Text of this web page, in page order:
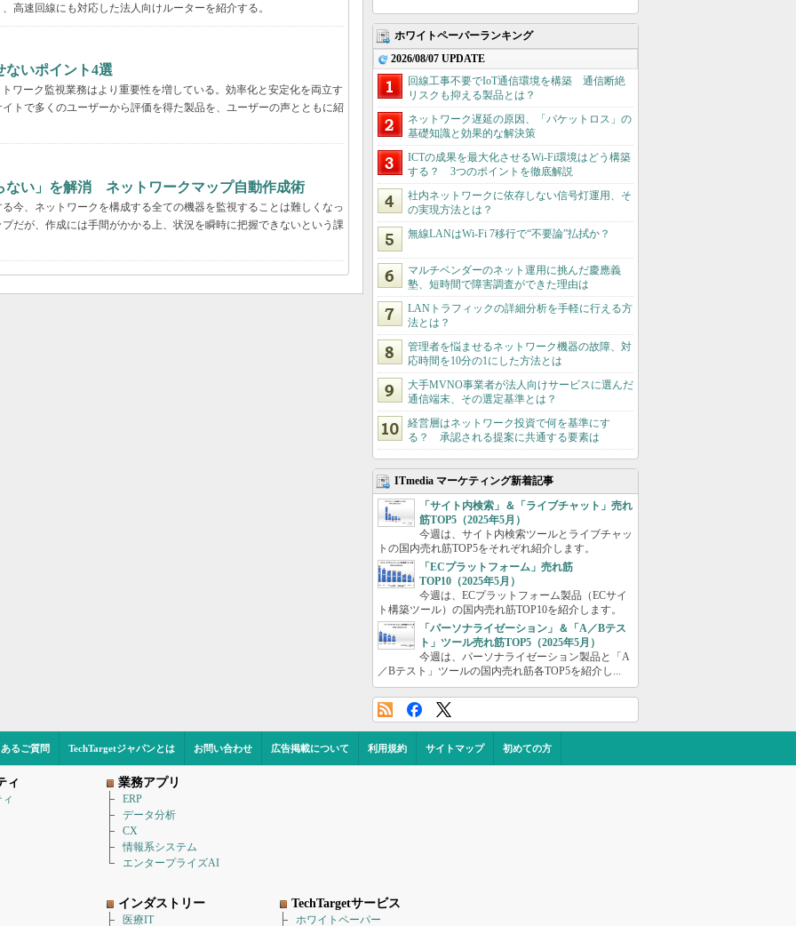
高速回線にも対応した法人向けルーターを紹介する。
ないポイント4選
ワーク監視業務はより重要性を増している。効率化と安定化を両立す
トで多くのユーザーから評価を得た製品を、ユーザーの声とともに紹
ない」を解消 ネットワークマップ自動作成術
今、ネットワークを構成する全ての機器を監視することは難しくなっ
だが、作成には手間がかかる上、状況を瞬時に把握できないという課
ホワイトペーパーランキング
2026/08/07 UPDATE
回線工事不要でIoT通信環境を構築 通信断絶
リスクも抑える製品とは？
ネットワーク遅延の原因、「パケットロス」の
基礎知識と効果的な解決策
ICTの成果を最大化させるWi-Fi環境はどう構築
する？ 3つのポイントを徹底解説
社内ネットワークに依存しない信号灯運用、そ
の実現方法とは？
無線LANはWi-Fi 7移行で“不要論”払拭か？
マルチベンダーのネット運用に挑んだ慶應義
塾、短時間で障害調査ができた理由は
LANトラフィックの詳細分析を手軽に行える方
法とは？
管理者を悩ませるネットワーク機器の故障、対
応時間を10分の1にした方法とは
大手MVNO事業者が法人向けサービスに選んだ
通信端末、その選定基準とは？
経営層はネットワーク投資で何を基準にす
る？ 承認される提案に共通する要素は
ITmedia マーケティング新着記事
「サイト内検索」＆「ライブチャット」売れ
筋TOP5（2025年5月）
今週は、サイト内検索ツールとライブチャッ
トの国内売れ筋TOP5をそれぞれ紹介します。
「ECプラットフォーム」売れ筋
TOP10（2025年5月）
今週は、ECプラットフォーム製品（ECサイ
ト構築ツール）の国内売れ筋TOP10を紹介します。
「パーソナライゼーション」＆「A／Bテス
ト」ツール売れ筋TOP5（2025年5月）
今週は、パーソナライゼーション製品と「A
／Bテスト」ツールの国内売れ筋各TOP5を紹介し...
るご質問 TechTargetジャパンとは お問い合わせ 広告掲載について 利用規約 サイトマップ 初めての方
ィ 業務アプリ
ERP
データ分析
CX
情報系システム
エンタープライズAI
インダストリー
医療IT
TechTargetサービス
ホワイトペーパー